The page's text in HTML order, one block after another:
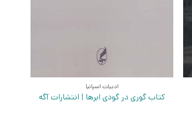
ادبیات اسپانیا
کتاب گوری در گودی ابرها | انتشارات آگه